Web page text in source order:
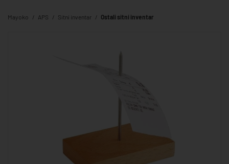
Mayoko APS Sitni inventar Ostali sitni inventar